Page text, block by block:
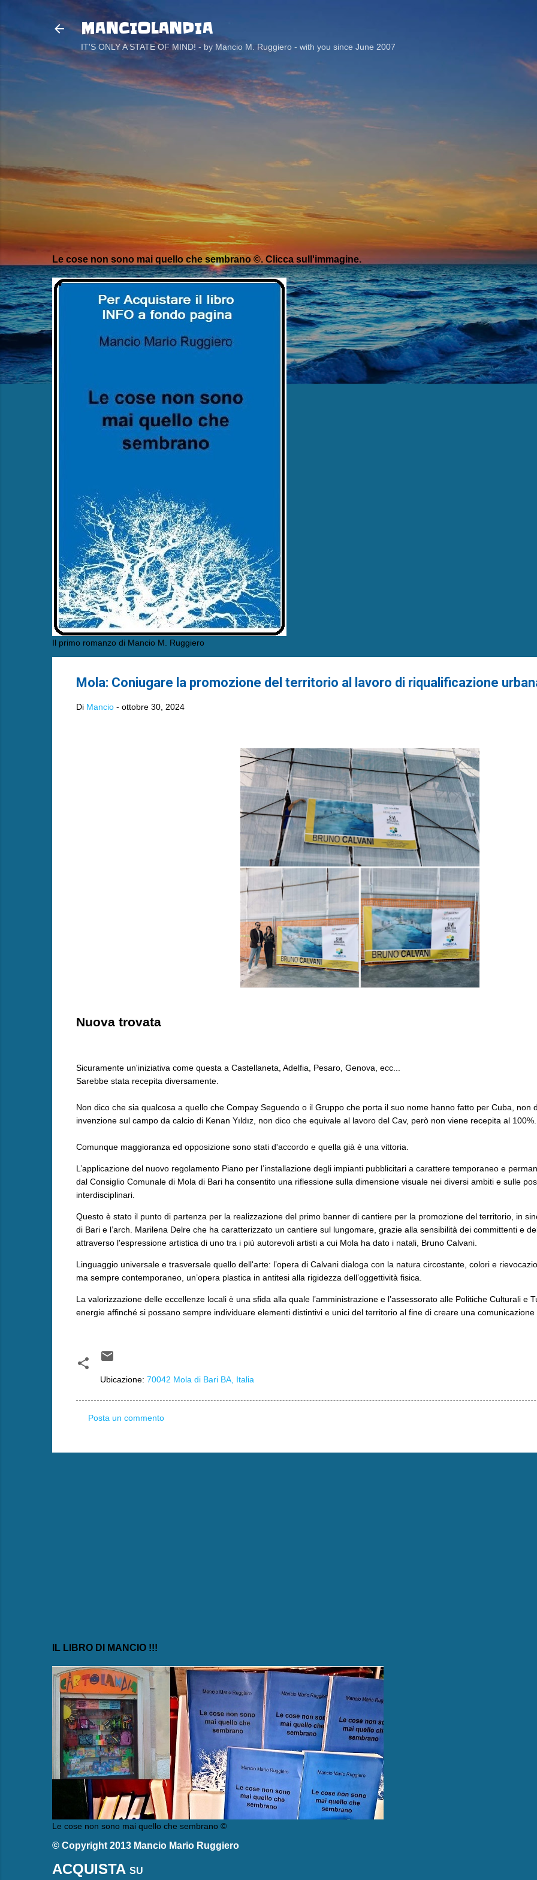
MANCIOLANDIA
IT'S ONLY A STATE OF MIND! - by Mancio M. Ruggiero - with you since June 2007
Le cose non sono mai quello che sembrano ©. Clicca sull'immagine.
Il primo romanzo di Mancio M. Ruggiero
Mola: Coniugare la promozione del territorio al lavoro di riqualificazione
Di Mancio - ottobre 30, 2024
Nuova trovata
Sicuramente un'iniziativa come questa a Castellaneta, Adelfia, Pesaro, Genova, ecc...
Sarebbe stata recepita diversamente.
Non dico che sia qualcosa a quello che Compay Seguendo o il Gruppo che porta il suo nome hanno fatto per Cuba, non
invenzione sul campo da calcio di Kenan Yıldız, non dico che equivale al lavoro del Cav, però non viene recepita al 100%.
Comunque maggioranza ed opposizione sono stati d'accordo e quella già è una vittoria.
L’applicazione del nuovo regolamento Piano per l’installazione degli impianti pubblicitari a carattere temporaneo e
dal Consiglio Comunale di Mola di Bari ha consentito una riflessione sulla dimensione visuale nei diversi ambiti e sulle
interdisciplinari.
Questo è stato il punto di partenza per la realizzazione del primo banner di cantiere per la promozione del territorio, in
di Bari e l’arch. Marilena Delre che ha caratterizzato un cantiere sul lungomare, grazie alla sensibilità dei committenti e
attraverso l'espressione artistica di uno tra i più autorevoli artisti a cui Mola ha dato i natali, Bruno Calvani.
Linguaggio universale e trasversale quello dell'arte: l’opera di Calvani dialoga con la natura circostante, colori e
ma sempre contemporaneo, un’opera plastica in antitesi alla rigidezza dell’oggettività fisica.
La valorizzazione delle eccellenze locali è una sfida alla quale l’amministrazione e l’assessorato alle Politiche Culturali e
energie affinché si possano sempre individuare elementi distintivi e unici del territorio al fine di creare una
Ubicazione: 70042 Mola di Bari BA, Italia
Posta un commento
IL LIBRO DI MANCIO !!!
Le cose non sono mai quello che sembrano ©
© Copyright 2013 Mancio Mario Ruggiero
ACQUISTA SU